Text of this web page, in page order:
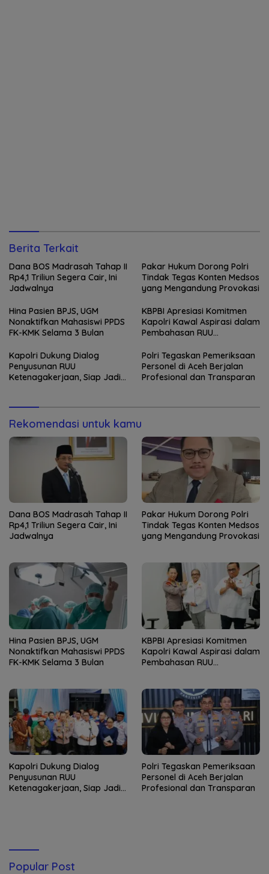
Berita Terkait
Dana BOS Madrasah Tahap II
Rp4,1 Triliun Segera Cair, Ini
Jadwalnya
Pakar Hukum Dorong Polri
Tindak Tegas Konten Medsos
yang Mengandung Provokasi
Hina Pasien BPJS, UGM
Nonaktifkan Mahasiswi PPDS
FK-KMK Selama 3 Bulan
KBPBI Apresiasi Komitmen
Kapolri Kawal Aspirasi dalam
Pembahasan RUU
Kapolri Dukung Dialog
Penyusunan RUU
Ketenagakerjaan, Siap Jadi
Polri Tegaskan Pemeriksaan
Personel di Aceh Berjalan
Profesional dan Transparan
Rekomendasi untuk kamu
Dana BOS Madrasah Tahap II
Rp4,1 Triliun Segera Cair, Ini
Jadwalnya
Pakar Hukum Dorong Polri
Tindak Tegas Konten Medsos
yang Mengandung Provokasi
Hina Pasien BPJS, UGM
Nonaktifkan Mahasiswi PPDS
FK-KMK Selama 3 Bulan
KBPBI Apresiasi Komitmen
Kapolri Kawal Aspirasi dalam
Pembahasan RUU
Kapolri Dukung Dialog
Penyusunan RUU
Ketenagakerjaan, Siap Jadi
Polri Tegaskan Pemeriksaan
Personel di Aceh Berjalan
Profesional dan Transparan
Popular Post